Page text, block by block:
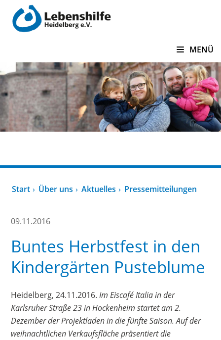
zum Inhalt springen
MENÜ
Start Über uns Aktuelles Pressemitteilungen
09.11.2016
Buntes Herbstfest in den
Kindergärten Pusteblume
Heidelberg, 24.11.2016.Im Eiscafé Italia in der
Karlsruher Straße 23 in Hockenheim startet am 2.
Dezember der Projektladen in die fünfte Saison. Auf der
weihnachtlichen Verkaufsfläche präsentiert die